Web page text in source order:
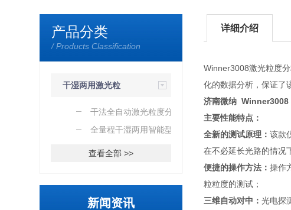
产品分类
/ Products Classification
干湿两用激光粒
度分析仪干法全自动激光粒度分析
仪
全量程干湿两用智能型激
光粒度分析仪
查看全部 >>
新闻资讯
详细介绍
Winner3008激光粒度
化的数据分析，保证了
济南微纳 Winner3008
主要性能特点：
全新的测试原理：该款
在不必延长光路的情况
便捷的操作方法：操作
粒粒度的测试；
三维自动对中：光电探